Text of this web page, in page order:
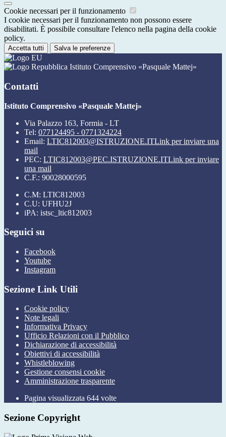
Cookie necessari per il funzionamento
I cookie necessari per il funzionamento non possono essere
disabilitati. È possibile consultare l'elenco nella pagina della cookie
policy.
Accetta tutti Salva le preferenze
Istituto Comprensivo «Pasquale Mattej»
Contatti
Istituto Comprensivo «Pasquale Mattej»
Via Palazzo 163, Formia - LT
Tel: 077124495 - 0771324224
Email: LTIC812003@ISTRUZIONE.ITLink per inviare una
mail
PEC: LTIC812003@PEC.ISTRUZIONE.ITLink per inviare
una mail
C.F.: 90028000595
C.M: LTIC812003
C.U: UFHU2J
iPA: istsc_ltic812003
Seguici su
Facebook
Youtube
Instagram
Sezione Link Utili
Cookie policy
Note legali
Informativa Privacy
Ufficio Relazioni con il Pubblico
Dichiarazione di accessibilità
Obiettivi di accessibilità
Whistleblowing
Gestione consensi cookie
Amministrazione trasparente
Pagina visualizzata 644 volte
Sezione Copyright